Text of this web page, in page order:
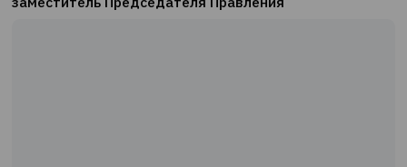
Генеральний директор СК "Колоннейд Украина"